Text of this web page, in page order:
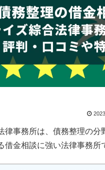
律事務所は、債務整理の分
借金相談に強い法律事務所